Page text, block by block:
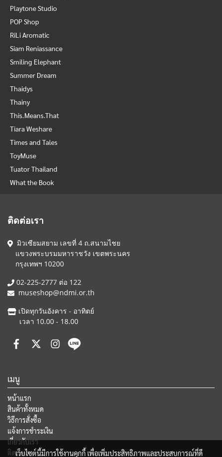
Playtone Studio
POP Shop
RiLi Aromatic
Siam Reniassance
Smiling Elephant
Summer Dream
Thaidys
Thainy
This.Means.That
Tiara Weshare
Times and Tales
ToyMuse
Tuator Thailand
What the Book
ติดต่อเรา
มิวเซียมสยาม เลขที่ 4 ถ.สนามไชย
แขวงพระบรมมหาราชวัง เขตพระนคร
กรุงเทพฯ 10200
02-225-2777 ต่อ 122
museshop@ndmi.or.th
เปิดทุกวันอังคาร - อาทิตย์
เวลา 10.00 - 18.00
เมนู
หน้าแรก
สินค้าทั้งหมด
วิธีการสั่งซื้อ
แจ้งการชำระเงิน
เกี่ยวกับเรา
ติดต่อเรา
เว็บไซต์นี้มีการใช้งานคุกกี้ เพื่อเพิ่มประสิทธิภาพและประสบการณ์ที่ดี